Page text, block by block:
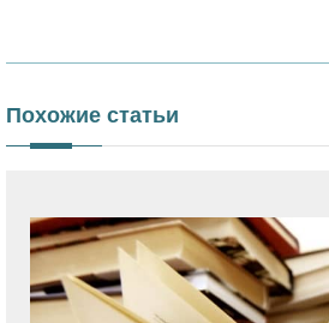
Похожие статьи